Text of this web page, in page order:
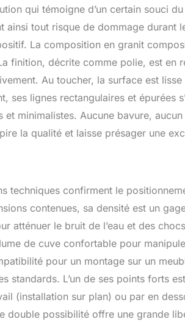
en drainant l'eau, créant ainsi un
pour le drainage du lave-
les problèmes de drainage dans votre
d'espace. Le design en forme de V
cuisine. Le tuyau d'évacuation flexible est
mur. FACILE À INSTALLER : Deux types
Dimensions extérieures de l'évier
45 x 39 x 18,5 cm, peut être
de longueur. Complet avec boîte
unité de drainage.
qui témoigne d’un certain souci
ainsi tout risque de dommage durant
La composition en granit
finition, décrite comme polie, est en
Au toucher, la surface est
ses lignes rectangulaires et épurées
minimalistes. Aucune bavure,
la qualité et laisse présager une
techniques confirment le
contenues, sa densité est un
atténuer le bruit de l’eau et des
de cuve confortable pour
pour un montage sur un
standards. L’un de ses points forts
(installation sur plan) ou par en
double possibilité offre une grande